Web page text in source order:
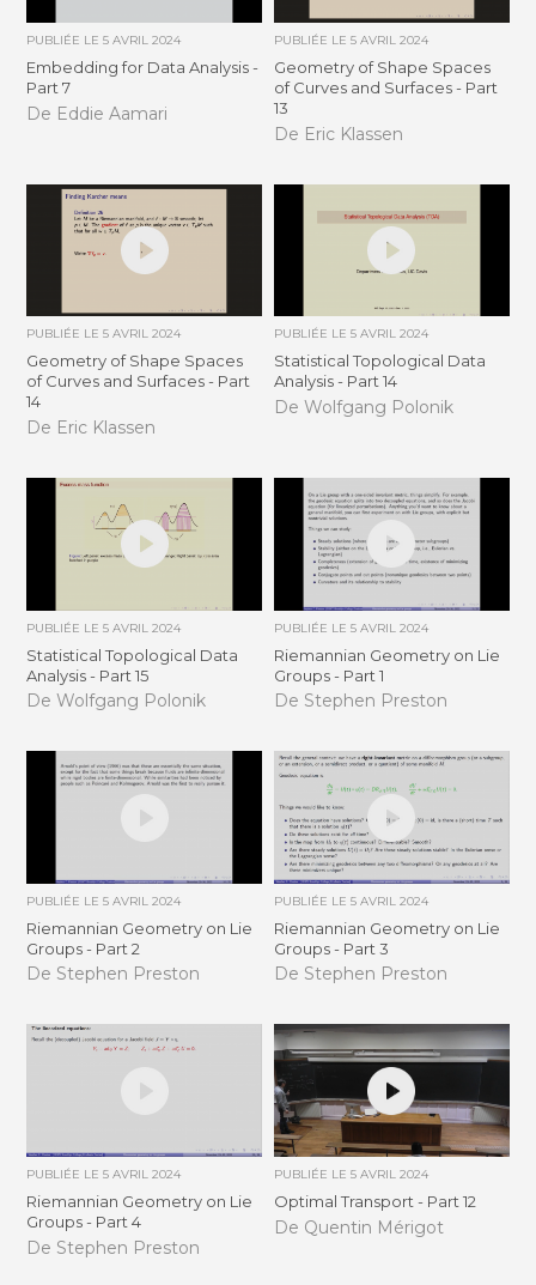
PUBLIÉE LE5 AVRIL 2024
Embedding for Data Analysis -
Part 7
De Eddie Aamari
PUBLIÉE LE 5 AVRIL 2024
Geometry of Shape Spaces
of Curves and Surfaces - Part
13
De Eric Klassen
PUBLIÉE LE5 AVRIL 2024
Geometry of Shape Spaces
of Curves and Surfaces - Part
14
De Eric Klassen
PUBLIÉE LE 5 AVRIL 2024
Statistical Topological Data
Analysis - Part 14
De Wolfgang Polonik
PUBLIÉE LE5 AVRIL 2024
Statistical Topological Data
Analysis - Part 15
De Wolfgang Polonik
PUBLIÉE LE 5 AVRIL 2024
Riemannian Geometry on Lie
Groups - Part 1
De Stephen Preston
PUBLIÉE LE5 AVRIL 2024
Riemannian Geometry on Lie
Groups - Part 2
De Stephen Preston
PUBLIÉE LE 5 AVRIL 2024
Riemannian Geometry on Lie
Groups - Part 3
De Stephen Preston
PUBLIÉE LE5 AVRIL 2024
Riemannian Geometry on Lie
Groups - Part 4
De Stephen Preston
PUBLIÉE LE 5 AVRIL 2024
Optimal Transport - Part 12
De Quentin Mérigot